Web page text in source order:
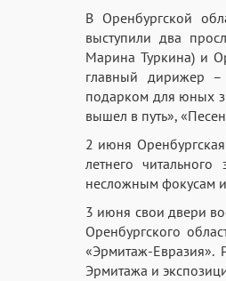
В Оренбургской
выступили два
Марина Туркина) и
главный дирижер –
подарком для юных
вышел в путь»,
2 июня
летнего
несложным фокусам
3 июня свои двери
Оренбургского
«Эрмитаж-Евразия».
Эрмитажа и